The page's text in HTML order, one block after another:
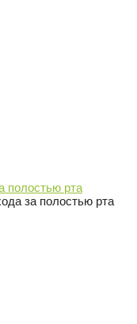
полостью рта
за полостью рта